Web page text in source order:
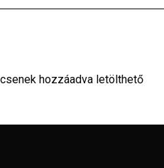
hozzáadva letölthető